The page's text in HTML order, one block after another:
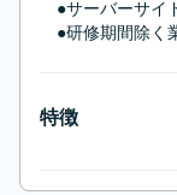
●サーバーサイ
●研修期間除く
特徴